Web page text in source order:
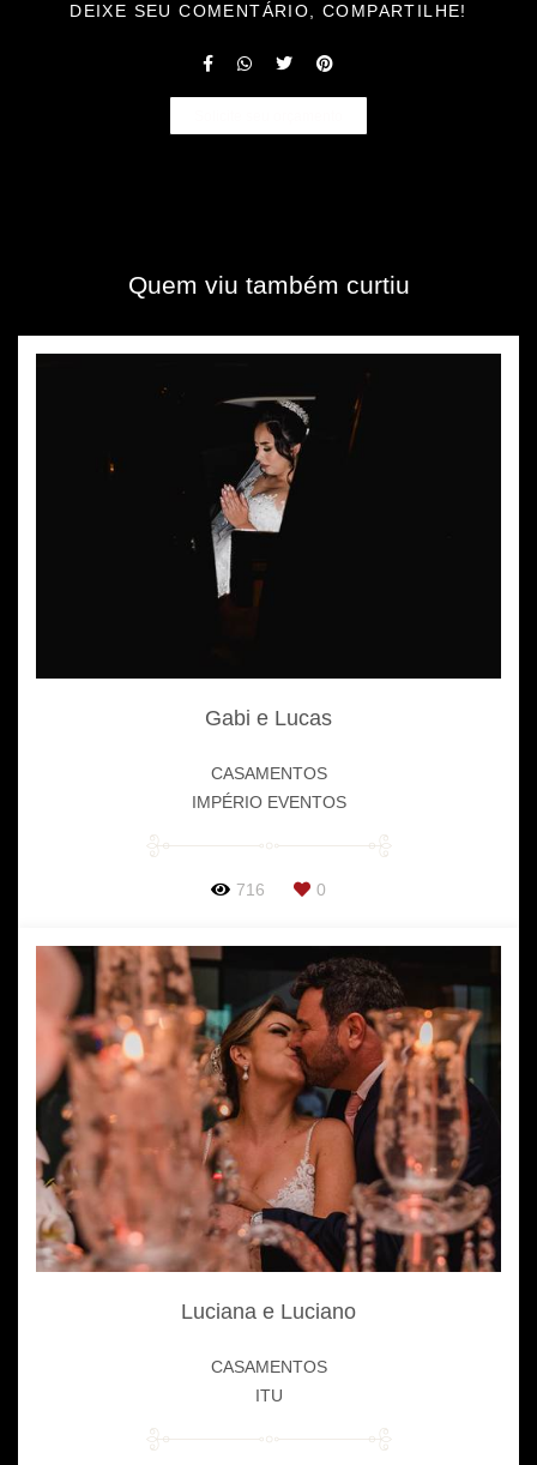
DEIXE SEU COMENTÁRIO, COMPARTILHE!
Quem viu também curtiu
Gabi e Lucas
CASAMENTOS
IMPÉRIO EVENTOS
716 0
Luciana e Luciano
CASAMENTOS
ITU